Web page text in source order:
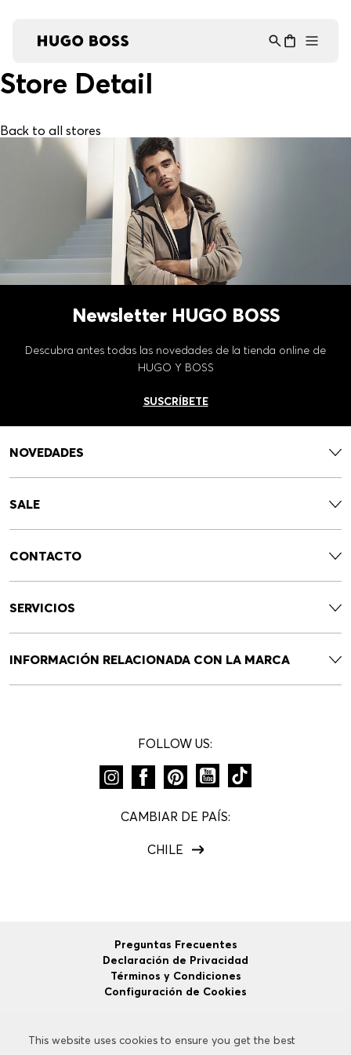
This website uses cookies to ensure you get the best
This website uses cookies to ensure you get the best
Store Detail
Back to all stores
Newsletter HUGO BOSS
Descubra antes todas las novedades de la tienda online de
HUGO Y BOSS
SUSCRÍBETE
NOVEDADES
SALE
CONTACTO
SERVICIOS
INFORMACIÓN RELACIONADA CON LA MARCA
FOLLOW US:
CAMBIAR DE PAÍS:
CHILE
Preguntas Frecuentes
Declaración de Privacidad
Términos y Condiciones
Configuración de Cookies
Asistente Virtual
en línea ⋮